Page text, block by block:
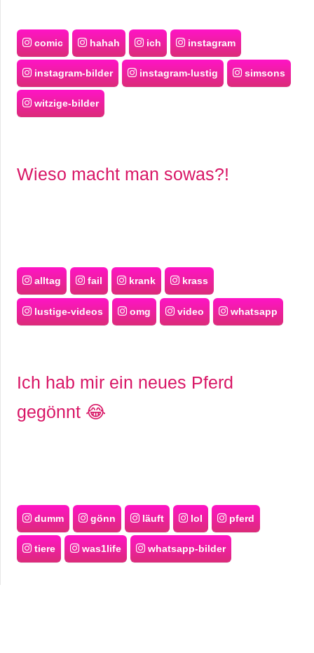
comic hahah ich instagram
instagram-bilder instagram-lustig simsons
witzige-bilder
Wieso macht man sowas?!
alltag fail krank krass
lustige-videos omg video whatsapp
Ich hab mir ein neues Pferd
gegönnt 😂
dumm gönn läuft lol pferd
tiere was1life whatsapp-bilder